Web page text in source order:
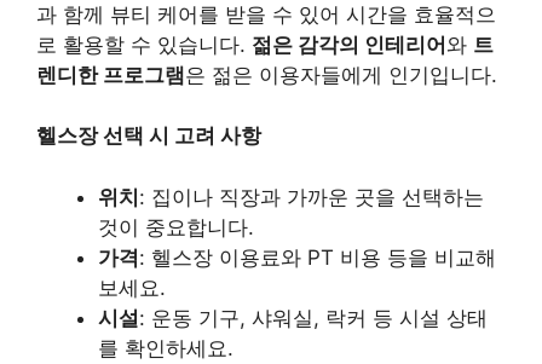
과 함께 뷰티 케어를 받을 수 있어 시간을 효율적으
로 활용할 수 있습니다. 젊은 감각의 인테리어와 트
렌디한 프로그램은 젊은 이용자들에게 인기입니다.
헬스장 선택 시 고려 사항
위치: 집이나 직장과 가까운 곳을 선택하는
것이 중요합니다.
가격: 헬스장 이용료와 PT 비용 등을 비교해
보세요.
시설: 운동 기구, 샤워실, 락커 등 시설 상태
를 확인하세요.